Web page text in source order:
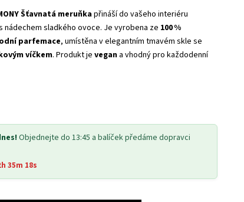
Šťavnatá meruňkapřináší do vašeho interiéru
nádechem sladkého ovoce. Je vyrobena ze 100 %
parfemace, umístěna v elegantním tmavém skle se
víčkem. Produkt jevegan a vhodný pro každodenní
Objednejte do 13:45 a balíček předáme dopravci
35m 17s